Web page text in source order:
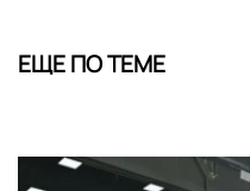
ЕЩЕ ПО ТЕМЕ